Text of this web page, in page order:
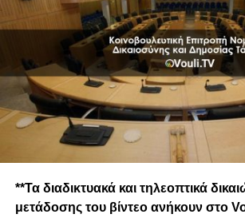
**Τα διαδικτυακά και τηλεοπτικά
μετάδοσης του βίντεο ανήκουν στο